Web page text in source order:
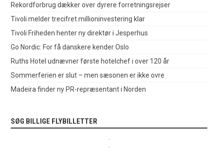
Rekordforbrug dækker over dyrere forretningsrejser
Tivoli melder trecifret millioninvestering klar
Tivoli Friheden henter ny direktør i Jesperhus
Go Nordic: For få danskere kender Oslo
Ruths Hotel udnævner første hotelchef i over 120 år
Sommerferien er slut – men sæsonen er ikke ovre
Madeira finder ny PR-repræsentant i Norden
SØG BILLIGE FLYBILLETTER